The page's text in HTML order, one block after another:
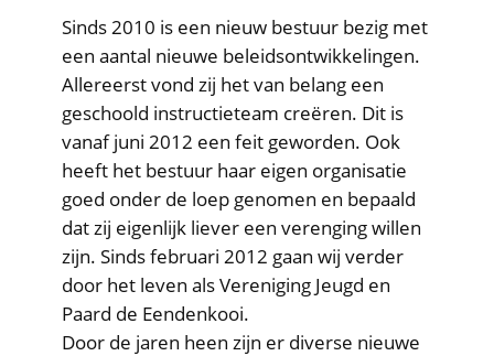
Sinds 2010 is een nieuw bestuur bezig met
een aantal nieuwe beleidsontwikkelingen.
Allereerst vond zij het van belang een
geschoold instructieteam creëren. Dit is
vanaf juni 2012 een feit geworden. Ook
heeft het bestuur haar eigen organisatie
goed onder de loep genomen en bepaald
dat zij eigenlijk liever een verenging willen
zijn. Sinds februari 2012 gaan wij verder
door het leven als Vereniging Jeugd en
Paard de Eendenkooi.
Door de jaren heen zijn er diverse nieuwe